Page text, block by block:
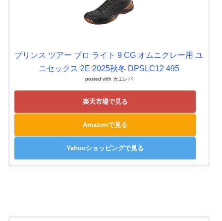
プリンス ツアー プロ ライト 9 CG オムニクレー用 ユ
ニセックス 2E 2025秋冬 DPSLC12 495
posted with カエレバ
楽天市場で見る
Amazonで見る
Yahooショッピングで見る